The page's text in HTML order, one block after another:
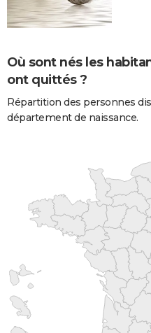
Où sont nés les
ont quittés ?
Répartition des personnes
département de naissance.